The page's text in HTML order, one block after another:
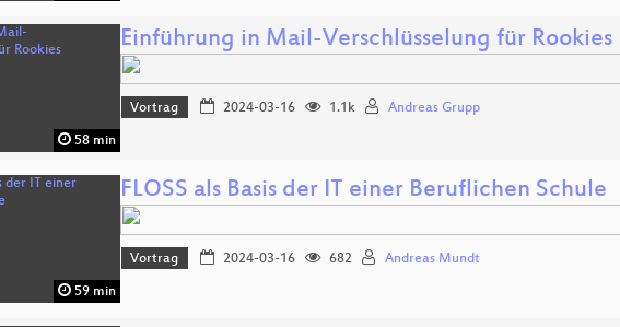
58 min
Einführung in Mail-Verschlüsselung für Rookies
Vortrag 2024-03-16 1.1k Andreas Grupp
59 min
FLOSS als Basis der IT einer Beruflichen Schule
Vortrag 2024-03-16 682 Andreas Mundt